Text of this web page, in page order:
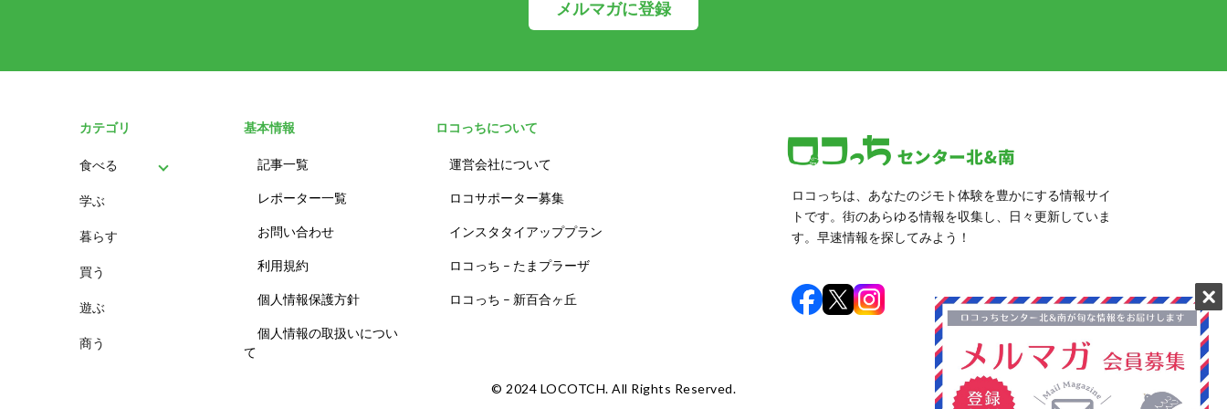
メルマガに登録
カテゴリ
食べる
パン
スイーツ
学ぶ
暮らす
買う
遊ぶ
商う
基本情報
記事一覧
レポーター一覧
お問い合わせ
利用規約
個人情報保護方針
個人情報の取扱いについ
て
ロコっちについて
運営会社について
ロコサポーター募集
インスタタイアッププラン
ロコっち – たまプラーザ
ロコっち – 新百合ヶ丘
ロコっちは、あなたのジモト体験を豊かにする情報サイ
トです。街のあらゆる情報を収集し、日々更新していま
す。早速情報を探してみよう！
©️ 2024 LOCOTCH. All Rights Reserved.